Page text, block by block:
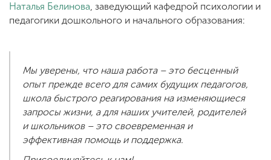
Наталья Белинова, заведующий кафедрой психологии и
педагогики дошкольного и начального образования:
Мы уверены, что наша работа – это бесценный
опыт прежде всего для самих будущих педагогов,
школа быстрого реагирования на изменяющиеся
запросы жизни, а для наших учителей, родителей
и школьников – это своевременная и
эффективная помощь и поддержка.